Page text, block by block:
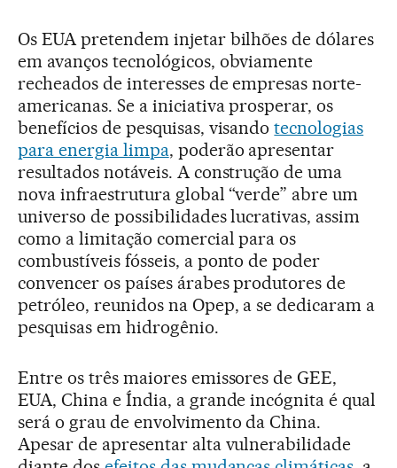
Os EUA pretendem injetar bilhões de dólares
em avanços tecnológicos, obviamente
recheados de interesses de empresas norte-
americanas. Se a iniciativa prosperar, os
benefícios de pesquisas, visandotecnologias
para energia limpa, poderão apresentar
resultados notáveis. A construção de uma
nova infraestrutura global “verde” abre um
universo de possibilidades lucrativas, assim
como a limitação comercial para os
combustíveis fósseis, a ponto de poder
convencer os países árabes produtores de
petróleo, reunidos na Opep, a se dedicaram a
pesquisas em hidrogênio.
Entre os três maiores emissores de GEE,
EUA, China e Índia, a grande incógnita é qual
será o grau de envolvimento da China.
Apesar de apresentar alta vulnerabilidade